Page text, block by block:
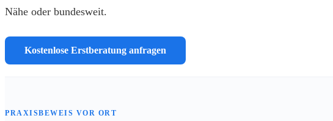
Nähe oder bundesweit.
Kostenlose Erstberatung anfragen
PRAXISBEWEIS VOR ORT